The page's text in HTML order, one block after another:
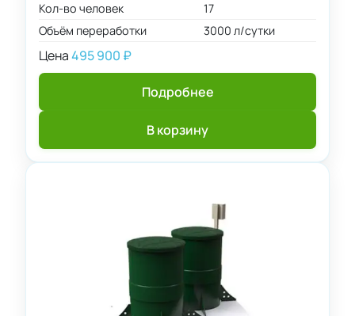
Кол-во человек
17
Объём переработки
3000 л/сутки
Цена495 900 ₽
Подробнее
В корзину